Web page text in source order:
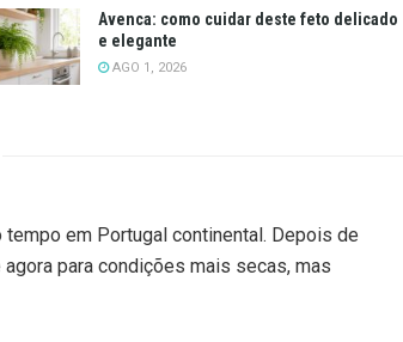
Avenca: como cuidar deste feto delicado
e elegante
AGO 1, 2026
tempo em Portugal continental. Depois de
para condições mais secas, mas